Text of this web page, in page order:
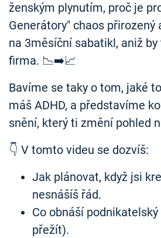
ženským plynutím, proč je
Generátory" chaos přirozený
na 3měsíční sabatikl, aniž
firma. 📉➡️📈
Bavíme se taky o tom, jaké
máš ADHD, a představíme
snění, který ti změní pohled
👇 V tomto videu se dozvíš:
Jak plánovat, když jsi
nesnášíš řád.
Co obnáší
přežít).